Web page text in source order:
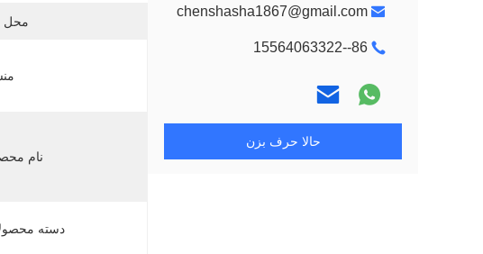
chenshasha1867@gmail.com
86--15564063322
حالا حرف بزن
محل
نام
دسته